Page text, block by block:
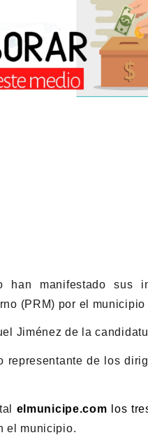
han manifestado sus
(PRM) por el municipio
Jiménez de la
de los
elmunicipe.com los
el municipio.